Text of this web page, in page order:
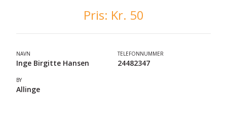
Pris: Kr. 50
NAVN
Inge Birgitte Hansen
TELEFONNUMMER
24482347
BY
Allinge